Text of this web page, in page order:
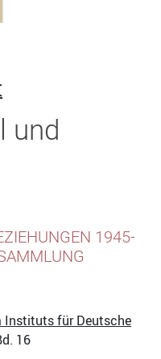
und
1945-
Instituts für Deutsche
16